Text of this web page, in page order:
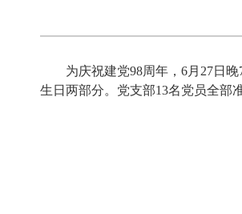
为庆祝建党98周年，6月27日
生日两部分。党支部13名党员全部